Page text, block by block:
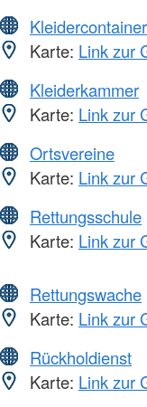
Kleidercontainer
Karte: Link zur
Kleiderkammer
Karte: Link zur
Ortsvereine
Karte: Link zur
Rettungsschule
Karte: Link zur
Rettungswache
Karte: Link zur
Rückholdienst
Karte: Link zur